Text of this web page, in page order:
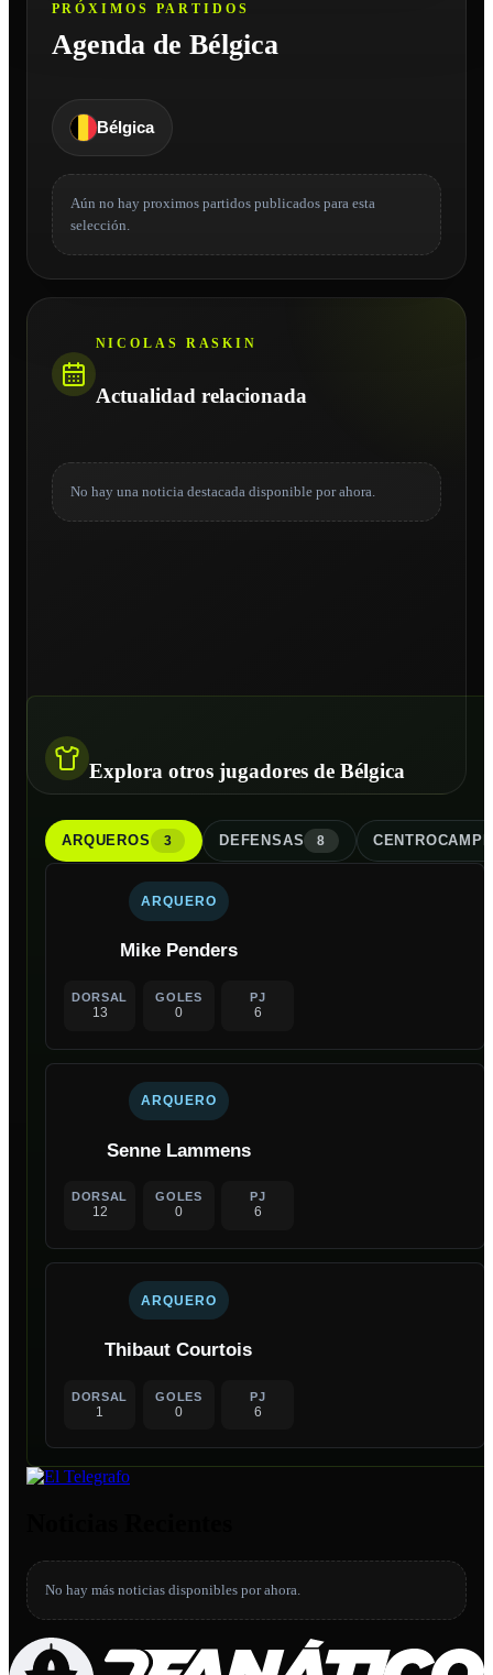
PRÓXIMOS PARTIDOS
Agenda de Bélgica
Bélgica
Aún no hay proximos partidos publicados para esta
selección.
NICOLAS RASKIN
Actualidad relacionada
No hay una noticia destacada disponible por ahora.
Explora otros jugadores de Bélgica
ARQUEROS 3 DEFENSAS 8
ARQUERO
Mike Penders
DORSAL
13
GOLES
0
PJ
6
ARQUERO
Senne Lammens
DORSAL
12
GOLES
0
PJ
6
ARQUERO
Thibaut Courtois
DORSAL
1
GOLES
0
PJ
6
No hay más noticias disponibles por ahora.